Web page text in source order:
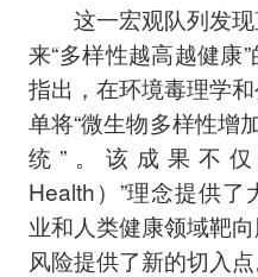
这一宏观队列发现
来“多样性越高越健康
指出，在环境毒理学
单将“微生物多样性增
统”。该成果不
Health）”理念提供
业和人类健康领域靶
风险提供了新的切入点